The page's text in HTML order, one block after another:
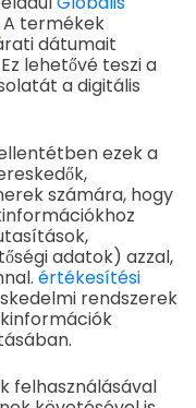
A termékek
dátumait
lehetővé teszi a
a digitális
ezek a
számára, hogy
adatok) azzal,
értékesítési
rendszerek
felhasználásával